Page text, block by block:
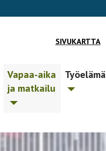
SIVUKARTTA
Vapaa-aika
ja matkailu
Työelämä